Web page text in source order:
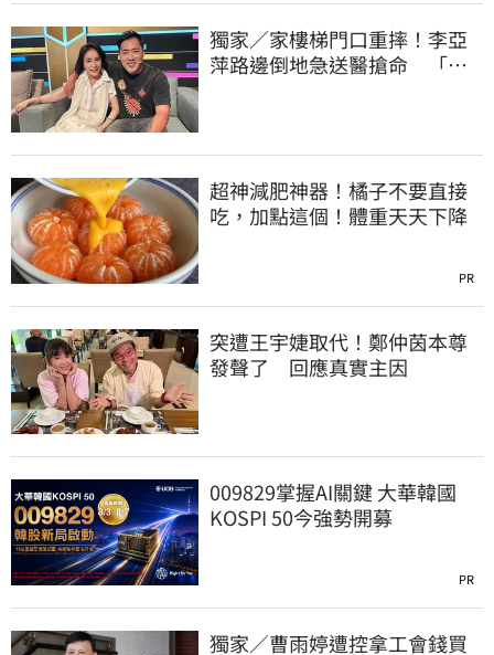
獨家／家樓梯門口重摔！李亞
萍路邊倒地急送醫搶命 「最
超神減肥神器！橘子不要直接
吃，加點這個！體重天天下降
PR
突遭王宇婕取代！鄭仲茵本尊
發聲了 回應真實主因
009829掌握AI關鍵 大華韓國
KOSPI 50今強勢開募
PR
獨家／曹雨婷遭控拿工會錢買